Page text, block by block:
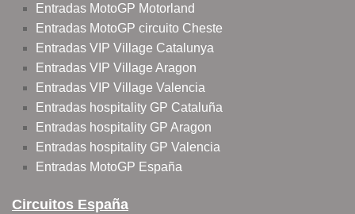
Entradas MotoGP Motorland
Entradas MotoGP circuito Cheste
Entradas VIP Village Catalunya
Entradas VIP Village Aragon
Entradas VIP Village Valencia
Entradas hospitality GP Cataluña
Entradas hospitality GP Aragon
Entradas hospitality GP Valencia
Entradas MotoGP España
Circuitos España